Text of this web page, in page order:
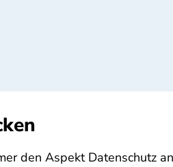
den Aspekt Datenschutz